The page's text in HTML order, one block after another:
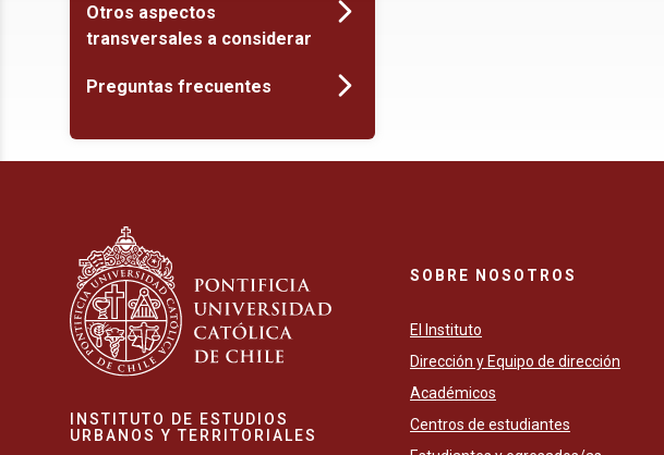
Otros aspectos
transversales a considerar
Preguntas frecuentes
INSTITUTO DE ESTUDIOS
URBANOS Y TERRITORIALES
SOBRE NOSOTROS
El Instituto
Dirección y Equipo de dirección
Académicos
Centros de estudiantes